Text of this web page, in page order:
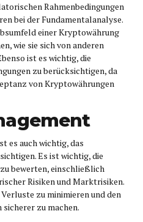
Rahmenbedingungen
bei der Fundamentalanalyse.
einer Kryptowährung
wie sie sich von anderen
ist es wichtig, die
zu berücksichtigen, da
von Kryptowährungen
es auch wichtig, das
Es ist wichtig, die
bewerten, einschließlich
Risiken und Marktrisiken.
zu minimieren und den
zu machen.